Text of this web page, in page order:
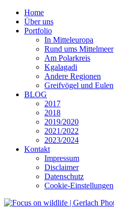
Home
Über uns
Portfolio
In Mitteleuropa
Rund ums Mittelmeer
Am Polarkreis
Kgalagadi
Andere Regionen
Greifvögel und Eulen
BLOG
2017
2018
2019/2020
2021/2022
2023/2024
Kontakt
Impressum
Disclaimer
Datenschutz
Cookie-Einstellungen